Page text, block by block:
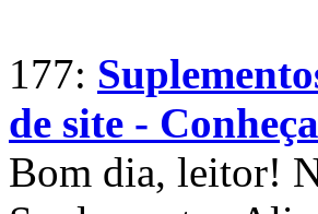
177:
de site - Conheça
Bom dia, leitor!